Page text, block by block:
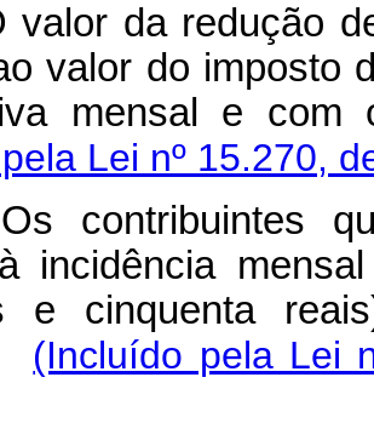
valor da redução
valor do imposto
mensal e
Lei nº 15.270,
contribuintes
incidência
e cinquenta
(Incluído pela Lei